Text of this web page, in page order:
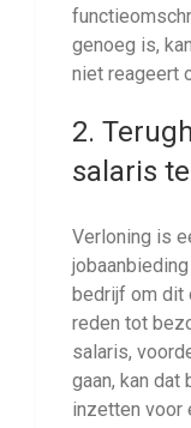
genoeg is,
niet reageert
2.
salaris
Verloning is
bedrijf om dit
reden tot
salaris,
gaan, kan
inzetten voor